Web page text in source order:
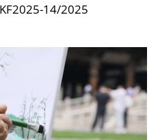
14/2025